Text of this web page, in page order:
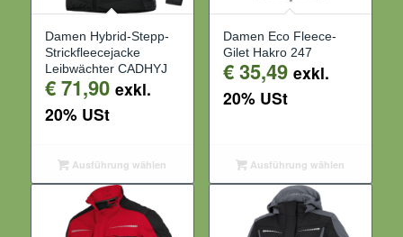
Damen Hybrid-Stepp-
Strickfleecejacke
Leibwächter CADHYJ
€71,90 exkl.
20% USt
Ausführung wählen
Damen Eco Fleece-
Gilet Hakro 247
€35,49 exkl.
20% USt
Ausführung wählen